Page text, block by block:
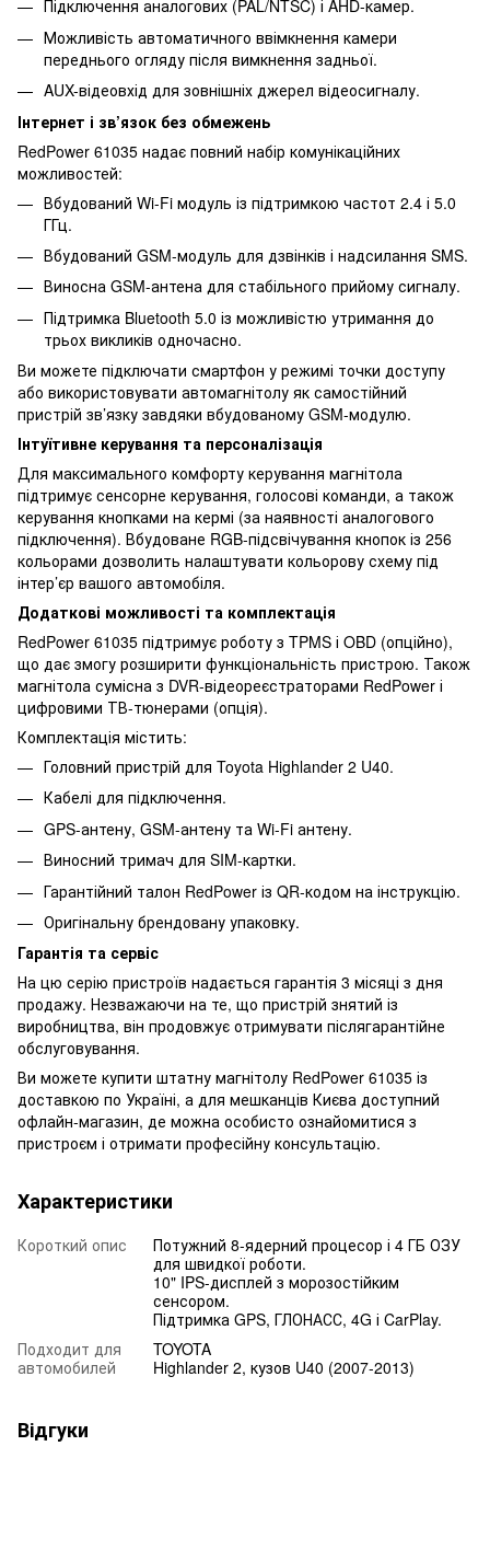
Підключення аналогових (PAL/NTSC) і AHD-камер.
Можливість автоматичного ввімкнення камери
переднього огляду після вимкнення задньої.
AUX-відеовхід для зовнішніх джерел відеосигналу.
Інтернет і зв’язок без обмежень
RedPower 61035 надає повний набір комунікаційних
можливостей:
Вбудований Wi-Fi модуль із підтримкою частот 2.4 і 5.0
ГГц.
Вбудований GSM-модуль для дзвінків і надсилання SMS.
Виносна GSM-антена для стабільного прийому сигналу.
Підтримка Bluetooth 5.0 із можливістю утримання до
трьох викликів одночасно.
Ви можете підключати смартфон у режимі точки доступу
або використовувати автомагнітолу як самостійний
пристрій зв’язку завдяки вбудованому GSM-модулю.
Інтуїтивне керування та персоналізація
Для максимального комфорту керування магнітола
підтримує сенсорне керування, голосові команди, а також
керування кнопками на кермі (за наявності аналогового
підключення). Вбудоване RGB-підсвічування кнопок із 256
кольорами дозволить налаштувати кольорову схему під
інтер’єр вашого автомобіля.
Додаткові можливості та комплектація
RedPower 61035 підтримує роботу з TPMS і OBD (опційно),
що дає змогу розширити функціональність пристрою. Також
магнітола сумісна з DVR-відеореєстраторами RedPower і
цифровими ТВ-тюнерами (опція).
Комплектація містить:
Головний пристрій для Toyota Highlander 2 U40.
Кабелі для підключення.
GPS-антену, GSM-антену та Wi-Fi антену.
Виносний тримач для SIM-картки.
Гарантійний талон RedPower із QR-кодом на інструкцію.
Оригінальну брендовану упаковку.
Гарантія та сервіс
На цю серію пристроїв надається гарантія 3 місяці з дня
продажу. Незважаючи на те, що пристрій знятий із
виробництва, він продовжує отримувати післягарантійне
обслуговування.
Ви можете купити штатну магнітолу RedPower 61035 із
доставкою по Україні, а для мешканців Києва доступний
офлайн-магазин, де можна особисто ознайомитися з
пристроєм і отримати професійну консультацію.
Характеристики
Короткий опис
Потужний 8-ядерний процесор і 4 ГБ ОЗУ
для швидкої роботи.
10" IPS-дисплей з морозостійким
сенсором.
Підтримка GPS, ГЛОНАСС, 4G і CarPlay.
Подходит для
автомобилей
TOYOTA
Highlander 2, кузов U40 (2007-2013)
Відгуки